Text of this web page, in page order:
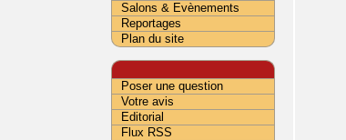
Salons & Evènements
Reportages
Plan du site
Poser une question
Votre avis
Editorial
Flux RSS